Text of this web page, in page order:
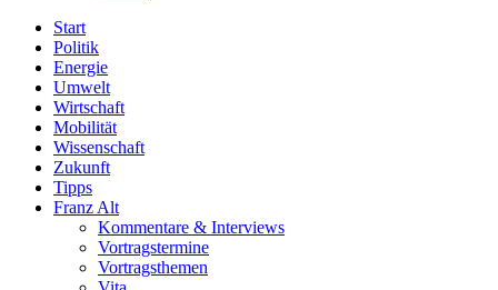
Start
Politik
Energie
Umwelt
Wirtschaft
Mobilität
Wissenschaft
Zukunft
Tipps
Franz Alt
Kommentare & Interviews
Vortragstermine
Vortragsthemen